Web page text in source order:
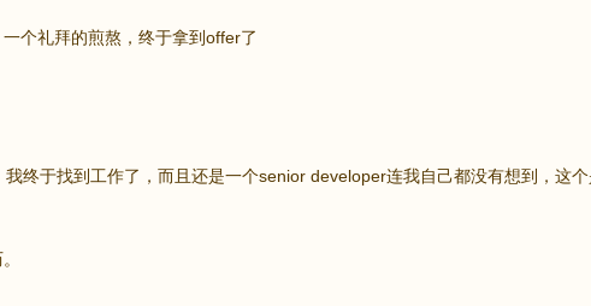
个礼拜的煎熬，终于拿到offer了
终于找到工作了，而且还是一个senior developer连我自己都没有想到，这个